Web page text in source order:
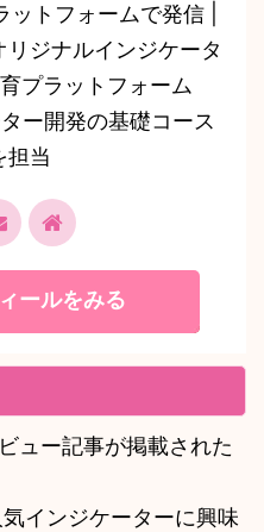
トフォームで発信 |
ジナルインジケータ
プラットフォーム
ー開発の基礎コース
担当
ールをみる
ュー記事が掲載された
インジケーターに興味